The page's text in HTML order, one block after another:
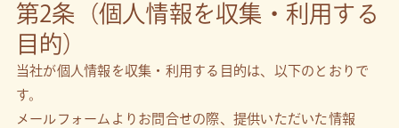
第2条（個人情報を収集・利用する
目的）
当社が個人情報を収集・利用する目的は、以下のとおりで
す。
メールフォームよりお問合せの際、提供いただいた情報